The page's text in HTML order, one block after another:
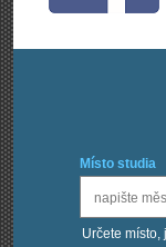
Místo studia
Určete místo,